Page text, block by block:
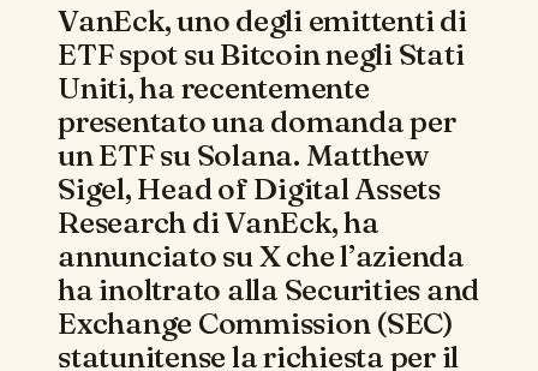
VanEck, uno degli emittenti di
ETF spot su Bitcoin negli Stati
Uniti, ha recentemente
presentato una domanda per
un ETF su Solana. Matthew
Sigel, Head of Digital Assets
Research di VanEck, ha
annunciato su X che l’azienda
ha inoltrato alla Securities and
Exchange Commission (SEC)
statunitense la richiesta per il